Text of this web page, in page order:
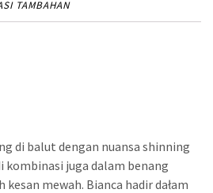
TAMBAHAN
di balut dengan nuansa shinning
kombinasi juga dalam benang
mewah. Bianca hadir dałam